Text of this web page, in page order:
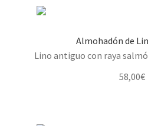
Almohadón de
Lino antiguo con raya
58,00€